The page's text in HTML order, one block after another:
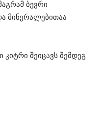
ბევრი
მინერალებითაა
კიტრი შეიცავს შემდეგ